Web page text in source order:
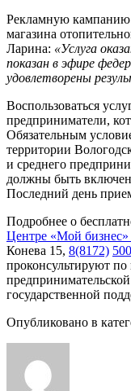
Рекламную кампанию
магазина
Ларина: «Услуга
показан в эфире
удовлетворены
Воспользоваться
предприниматели,
Обязательным
территории
и среднего
должны быть
Последний день
Подробнее о
Центре «Мой бизнес»
Конева 15, 8(8172)
проконсультируют
государственной
Опубликовано в